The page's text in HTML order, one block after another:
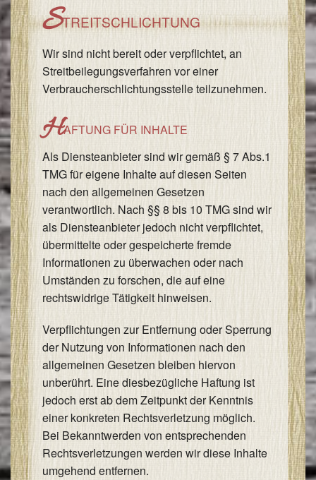
STREITSCHLICHTUNG
Wir sind nicht bereit oder verpflichtet, an
Streitbeilegungsverfahren vor einer
Verbraucherschlichtungsstelle teilzunehmen.
HAFTUNG FÜR INHALTE
Als Diensteanbieter sind wir gemäß § 7 Abs.1
TMG für eigene Inhalte auf diesen Seiten
nach den allgemeinen Gesetzen
verantwortlich. Nach §§ 8 bis 10 TMG sind wir
als Diensteanbieter jedoch nicht verpflichtet,
übermittelte oder gespeicherte fremde
Informationen zu überwachen oder nach
Umständen zu forschen, die auf eine
rechtswidrige Tätigkeit hinweisen.
Verpflichtungen zur Entfernung oder Sperrung
der Nutzung von Informationen nach den
allgemeinen Gesetzen bleiben hiervon
unberührt. Eine diesbezügliche Haftung ist
jedoch erst ab dem Zeitpunkt der Kenntnis
einer konkreten Rechtsverletzung möglich.
Bei Bekanntwerden von entsprechenden
Rechtsverletzungen werden wir diese Inhalte
umgehend entfernen.